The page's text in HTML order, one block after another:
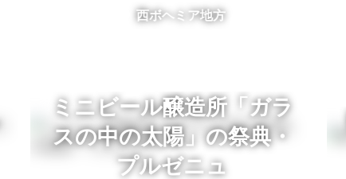
西ボヘミア地方
ミニビール醸造所「ガラ
スの中の太陽」の祭典・
プルゼニュ